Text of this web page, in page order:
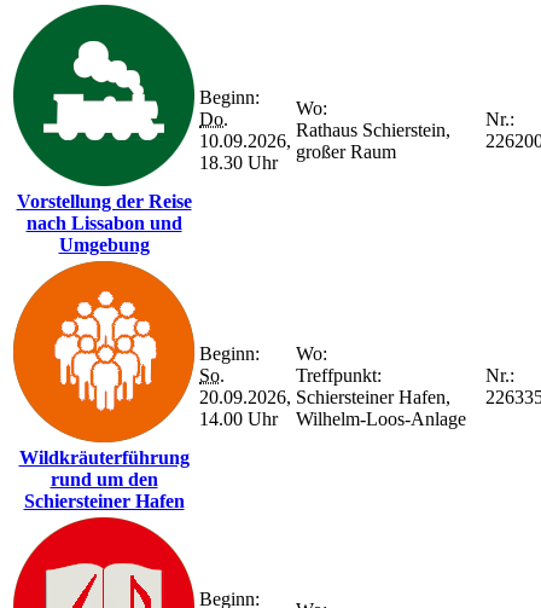
Vorstellung der Reise
nach Lissabon und
Umgebung
Beginn:
Do.
10.09.2026,
18.30 Uhr
Wo:
Rathaus Schierstein,
großer Raum
Nr.:
Wildkräuterführung
rund um den
Schiersteiner Hafen
Beginn:
So.
20.09.2026,
14.00 Uhr
Wo:
Treffpunkt:
Schiersteiner Hafen,
Wilhelm-Loos-Anlage
Nr.:
Beginn: